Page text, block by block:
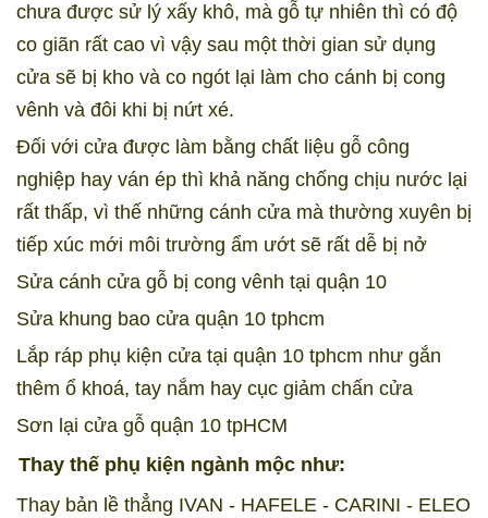
chưa được sử lý xấy khô, mà gỗ tự nhiên thì có độ
co giãn rất cao vì vậy sau một thời gian sử dụng
cửa sẽ bị kho và co ngót lại làm cho cánh bị cong
vênh và đôi khi bị nứt xé.
Đối với cửa được làm bằng chất liệu gỗ công
nghiệp hay ván ép thì khả năng chống chịu nước lại
rất thấp, vì thế những cánh cửa mà thường xuyên bị
tiếp xúc mới môi trường ẩm ướt sẽ rất dễ bị nở
Sửa cánh cửa gỗ bị cong vênh tại quận 10
Sửa khung bao cửa quận 10 tphcm
Lắp ráp phụ kiện cửa tại quận 10 tphcm như gắn
thêm ổ khoá, tay nắm hay cục giảm chấn cửa
Sơn lại cửa gỗ quận 10 tpHCM
Thay thế phụ kiện ngành mộc như:
Thay bản lề thẳng IVAN - HAFELE - CARINI - ELEO